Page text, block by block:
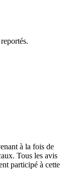
à la fois de
Tous les avis
participé à cette